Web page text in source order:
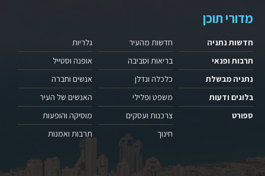
מדורי תוכן
חדשות נתניה
תרבות ופנאי
נתניה מבשלת
בלוגים ודעות
ספורט
חדשות מהעיר
בריאות וסביבה
כלכלה ונדלן
משפט ופלילי
צרכנות ועסקים
חינוך
גלריות
אופנה וסטייל
אנשים וחברה
האנשים של העיר
מוסיקה והופעות
תרבות ואמנות